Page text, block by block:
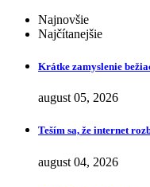
Najnovšie
Najčítanejšie
Krátke zamyslenie
august 05, 2026
Teším sa, že internet
august 04, 2026